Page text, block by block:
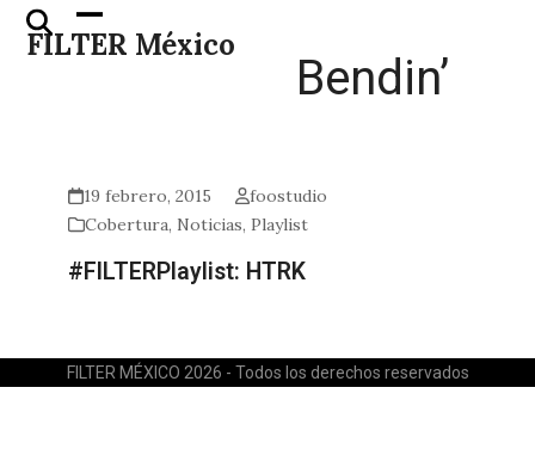
Skip
FILTER México
Open
mobile
Close
mobile
Bendin’
19 febrero, 2015
foostudio
Cobertura, Noticias,Playlist
#FILTERPlaylist: HTRK
FILTER MÉXICO 2026 - Todos los derechos reservados